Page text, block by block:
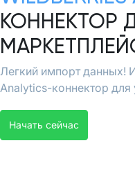
КОННЕКТОР
Легкий импорт данных!
Analytics-коннектор для
Начать сейчас